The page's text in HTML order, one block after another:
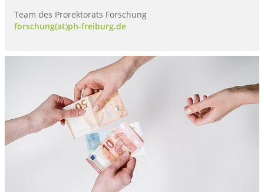
Team des Prorektorats Forschung
forschung(at)ph-freiburg.de